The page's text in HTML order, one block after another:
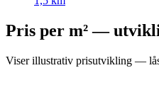
Pris per m² —
Viser illustrativ prisutvikling —